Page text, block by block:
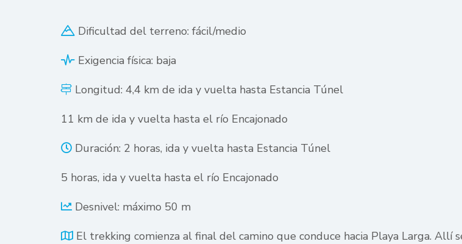
Dificultad del terreno: fácil/medio
Exigencia física: baja
Longitud: 4,4 km de ida y vuelta hasta Estancia Túnel
11 km de ida y vuelta hasta el río Encajonado
Duración: 2 horas, ida y vuelta hasta Estancia Túnel
5 horas, ida y vuelta hasta el río Encajonado
Desnivel: máximo 50 m
El trekking comienza al final del camino que conduce hacia Playa Larga. Allí